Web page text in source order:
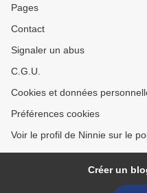
Pages
Contact
Signaler un abus
C.G.U.
Cookies et données
Préférences cookies
Voir le profil de Ninnie sur le
Créer un